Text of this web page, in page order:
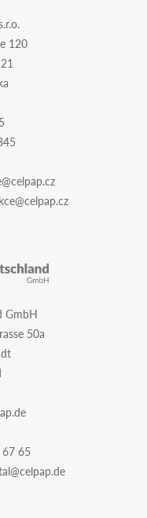
120
GmbH
50a
65